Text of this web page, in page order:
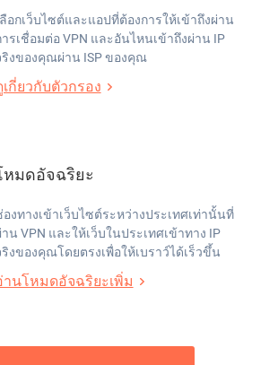
ลือกเว็บไซต์และแอปที่ต้องการให้เข้าถึงผ่าน
ารเชื่อมต่อ VPN และอันไหนเข้าถึงผ่าน IP
ริงของคุณผ่าน ISP ของคุณ
เกี่ยวกับตัวกรอง
หมดอัจฉริยะ
องทางเข้าเว็บไซต์ระหว่างประเทศเท่านั้นที่
าน VPN และให้เว็บในประเทศเข้าทาง IP
ริงของคุณโดยตรงเพื่อให้เบราว์ได้เร็วขึ้น
านโหมดอัจฉริยะเพิ่ม